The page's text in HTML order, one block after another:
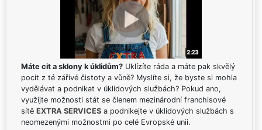
Máte cit a sklony k úklidům? Uklízíte ráda a máte pak skvělý
pocit z té zářivé čistoty a vůně? Myslíte si, že byste si mohla
vydělávat a podnikat v úklidových službách? Pokud ano,
využijte možnosti stát se členem mezinárodní franchisové
sítě EXTRA SERVICES a podnikejte v úklidových službách s
neomezenými možnostmi po celé Evropské unii.